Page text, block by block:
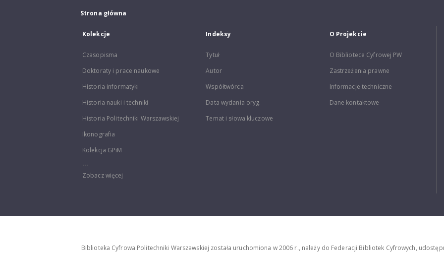
Strona główna
Kolekcje
Czasopisma
Doktoraty i prace naukowe
Historia informatyki
Historia nauki i techniki
Historia Politechniki Warszawskiej
Ikonografia
Kolekcja GPiM
...
Zobacz więcej
Indeksy
Tytuł
Autor
Współtwórca
Data wydania oryg.
Temat i słowa kluczowe
O Projekcie
O Bibliotece Cyfrowej PW
Zastrzeżenia prawne
Informacje techniczne
Dane kontaktowe
Biblioteka Cyfrowa Politechniki Warszawskiej została uruchomiona w 2006 r., należy do Federacji Bibliotek Cyfrowych,